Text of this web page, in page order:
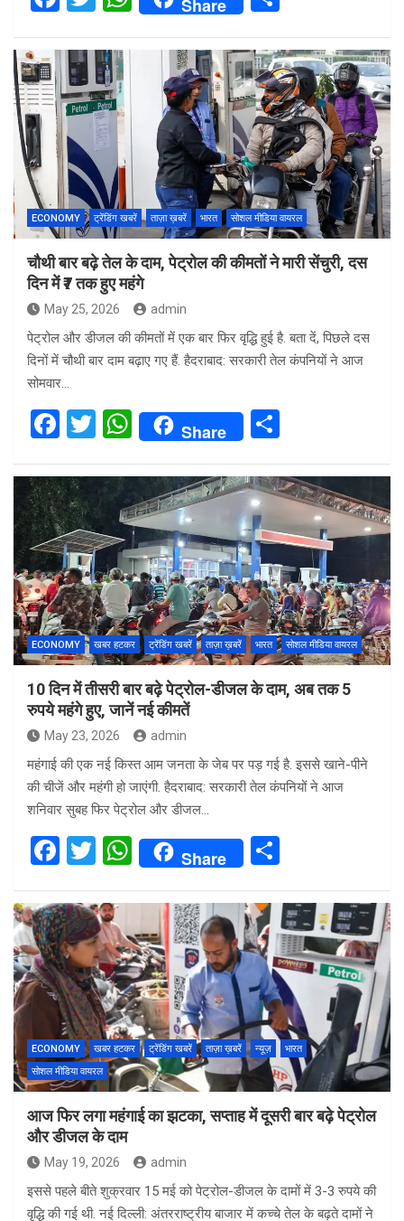
ce
b
o
o
k
tt
er
h
p
p
Share
ar
e
ECONOMY ट्रेंडिंग खबरें ताज़ा ख़बरें भारत सोशल मीडिया वायरल
चौथी बार बढ़े तेल के दाम, पेट्रोल की कीमतों ने मारी सेंचुरी, दस
दिन में ₹7 तक हुए महंगे
May 25, 2026 admin
पेट्रोल और डीजल की कीमतों में एक बार फिर वृद्धि हुई है. बता दें, पिछले दस
दिनों में चौथी बार दाम बढ़ाए गए हैं. हैदराबाद: सरकारी तेल कंपनियों ने आज
सोमवार…
F
ce
b
o
o
k
T
tt
er
W
h
at
s
A
p
p
Share
ar
e
ECONOMY खबर हटकर ट्रेंडिंग खबरें ताज़ा ख़बरें भारत सोशल मीडिया वायरल
10 दिन में तीसरी बार बढ़े पेट्रोल-डीजल के दाम, अब तक 5
रुपये महंगे हुए, जानें नई कीमतें
May 23, 2026 admin
महंगाई की एक नई किस्त आम जनता के जेब पर पड़ गई है. इससे खाने-पीने
की चीजें और महंगी हो जाएंगी. हैदराबाद: सरकारी तेल कंपनियों ने आज
शनिवार सुबह फिर पेट्रोल और डीजल…
F
ce
b
o
o
k
T
tt
er
W
h
at
s
A
p
p
Share
ar
e
ECONOMY खबर हटकर ट्रेंडिंग खबरें ताज़ा ख़बरें न्यूज़
भारत
सोशल मीडिया वायरल
आज फिर लगा महंगाई का झटका, सप्ताह में दूसरी बार बढ़े पेट्रोल
और डीजल के दाम
May 19, 2026 admin
इससे पहले बीते शुक्रवार 15 मई को पेट्रोल-डीजल के दामों में 3-3 रुपये की
वृद्धि की गई थी. नई दिल्ली: अंतरराष्ट्रीय बाजार में कच्चे तेल के बढ़ते दामों ने